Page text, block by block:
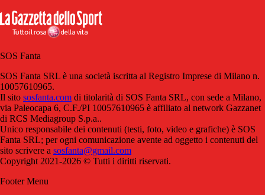
SOS Fanta
SOS Fanta SRL è una società iscritta al Registro Imprese di Milano n.
10057610965.
Il sito sosfanta.com di titolarità di SOS Fanta SRL, con sede a Milano,
via Paleocapa 6, C.F./PI 10057610965 è affiliato al network Gazzanet
di RCS Mediagroup S.p.a..
Unico responsabile dei contenuti (testi, foto, video e grafiche) è SOS
Fanta SRL; per ogni comunicazione avente ad oggetto i contenuti del
sito scrivere a sosfanta@gmail.com
Copyright 2021-2026 © Tutti i diritti riservati.
Footer Menu